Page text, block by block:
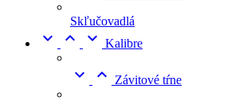
Skľučovadlá
   Kalibre
  Závitové tŕne